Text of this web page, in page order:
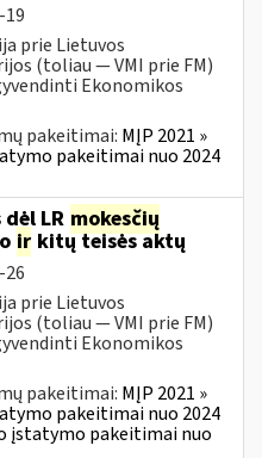
19
prie Lietuvos
(toliau — VMI prie FM)
Ekonomikos
pakeitimai: MĮP 2021 »
pakeitimai nuo 2024
LR mokesčių
ir kitų teisės aktų
26
prie Lietuvos
(toliau — VMI prie FM)
Ekonomikos
pakeitimai: MĮP 2021 »
pakeitimai nuo 2024
įstatymo pakeitimai nuo